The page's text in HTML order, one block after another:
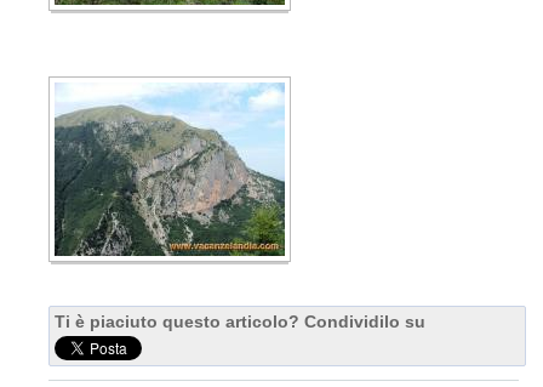
Ti è piaciuto questo articolo? Condividilo su